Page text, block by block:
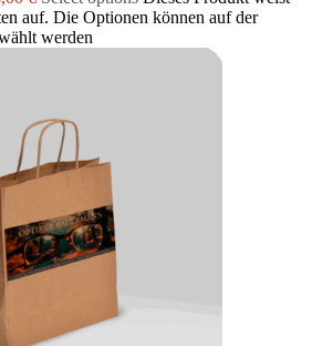
auf. Die Optionen können auf der
werden